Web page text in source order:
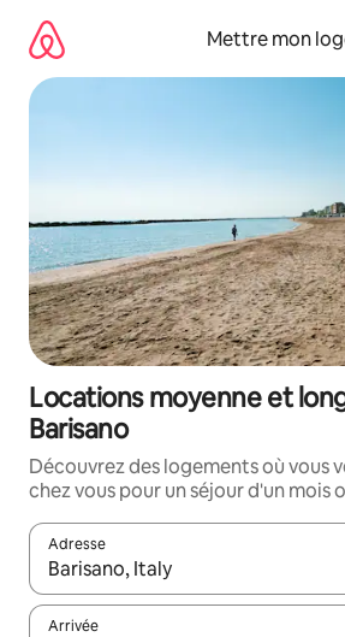
directement
contenu
Mettre mon
Locations moyenne et
Barisano
Découvrez des logements où vous
chez vous pour un séjour d'un mois
Adresse
Lorsque les résultats s'affichent,
Arrivée